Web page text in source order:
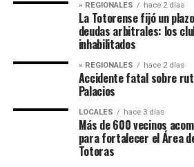
» REGIONALES hace 2 días
La Totorense fijó un
deudas arbitrales: los
inhabilitados
» REGIONALES hace 2 días
Accidente fatal sobre
Palacios
LOCALES hace 3 días
Más de 600 vecinos
para fortalecer el Área
Totoras